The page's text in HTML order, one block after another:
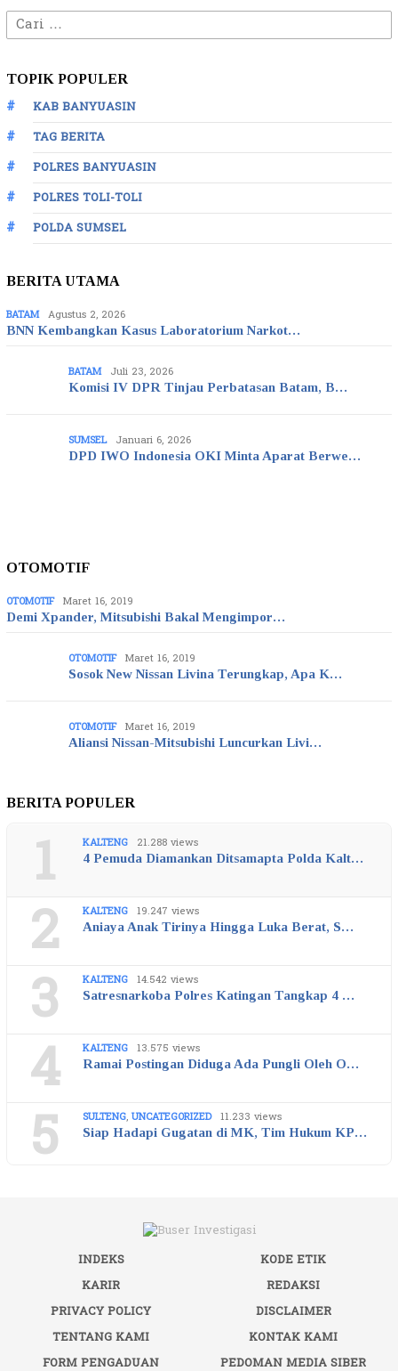
Cari
untuk:
TOPIK POPULER
KAB BANYUASIN
TAG BERITA
POLRES BANYUASIN
POLRES TOLI-TOLI
POLDA SUMSEL
BERITA UTAMA
BATAM Agustus 2, 2026
BNN Kembangkan Kasus Laboratorium Narkot…
BATAM Juli 23, 2026
Komisi IV DPR Tinjau Perbatasan Batam, B…
SUMSEL Januari 6, 2026
DPD IWO Indonesia OKI Minta Aparat Berwe…
OTOMOTIF
OTOMOTIF Maret 16, 2019
Demi Xpander, Mitsubishi Bakal Mengimpor…
OTOMOTIF Maret 16, 2019
Sosok New Nissan Livina Terungkap, Apa K…
OTOMOTIF Maret 16, 2019
Aliansi Nissan-Mitsubishi Luncurkan Livi…
BERITA POPULER
1 KALTENG 21.288 views
4 Pemuda Diamankan Ditsamapta Polda Kalt…
2 KALTENG 19.247 views
Aniaya Anak Tirinya Hingga Luka Berat, S…
3 KALTENG 14.542 views
Satresnarkoba Polres Katingan Tangkap 4 …
4 KALTENG 13.575 views
Ramai Postingan Diduga Ada Pungli Oleh O…
5 SULTENG, UNCATEGORIZED 11.233 views
Siap Hadapi Gugatan di MK, Tim Hukum KP…
INDEKS
KODE ETIK
KARIR
REDAKSI
PRIVACY POLICY
DISCLAIMER
TENTANG KAMI
KONTAK KAMI
FORM PENGADUAN
PEDOMAN MEDIA SIBER